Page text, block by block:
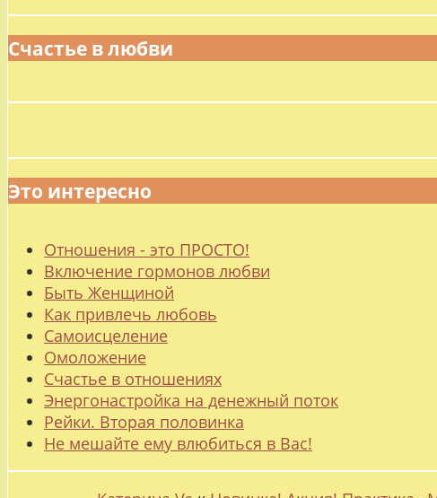
Счастье в любви
Это интересно
Отношения - это ПРОСТО!
Включение гормонов любви
Быть Женщиной
Как привлечь любовь
Самоисцеление
Омоложение
Счастье в отношениях
Энергонастройка на денежный поток
Рейки. Вторая половинка
Не мешайте ему влюбиться в Вас!